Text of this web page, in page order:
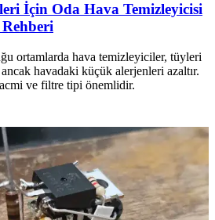
İçin Oda Hava Temizleyicisi
Rehberi
ortamlarda hava temizleyiciler, tüyleri
havadaki küçük alerjenleri azaltır.
ve filtre tipi önemlidir.